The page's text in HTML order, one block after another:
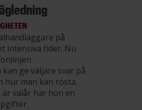
på
intensiva tider. Nu
ge väljare svar på
hur man kan rösta.
valår har hon en